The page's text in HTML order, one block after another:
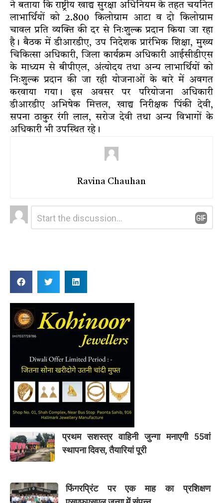
ने बताया कि राष्ट्रीय खाद्य सुरक्षा अधिनियम के तहत चयनित
लाभार्थियों को 2.800 किलोग्राम आटा व दो किलोग्राम
चावल प्रति व्यक्ति की दर से निःशुल्क प्रदान किया जा रहा
है। बैठक में डीआरडीए, उप निदेशक प्रारंभिक शिक्षा, मुख्य
चिकित्सा अधिकारी, जिला कार्यक्रम अधिकारी आईसीडीएस
के माध्यम से बीपीएल, अंत्योदय तथा अन्य लाभार्थियों को
निःशुल्क प्रदान की जा रही योजनाओं के बारे में अवगत
करवाया गया। इस अवसर पर परियोजना अधिकारी
डीआरडीए अभिषेक मित्तल, खाद्य निरीक्षक पिंकी देवी,
सपना ठाकुर रंगी लाल, सरोज देवी तथा अन्य विभागों के
अधिकारी भी उपस्थित रहे।
Ravina Chauhan
Leave
a
Comment
प्रथम सशस्त्र वाहिनी जुन्गा मनाएगी 55वां
स्थापना दिवस, तैयारियां पूरी
फिंगरप्रिंट पर एक माह का प्रशिक्षण